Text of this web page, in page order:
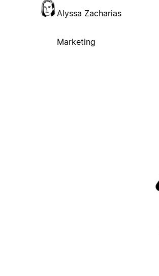
Alyssa Zacharias
Marketing